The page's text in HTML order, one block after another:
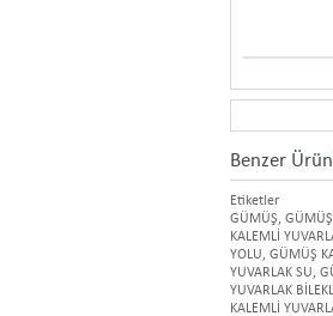
Benzer
Etiketler
GÜMÜŞ, GÜMÜŞ
KALEMLİ
YOLU, GÜMÜŞ
YUVARLAK SU,
YUVARLAK
KALEMLİ